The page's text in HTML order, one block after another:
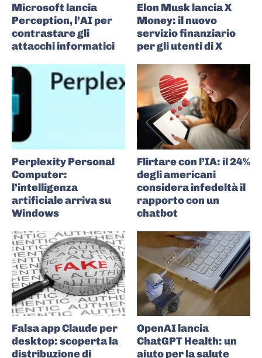
Microsoft lancia
Perception, l’AI per
contrastare gli
attacchi informatici
Elon Musk lancia X
Money: il nuovo
servizio finanziario
per gli utenti di X
Perplexity Personal
Computer:
l’intelligenza
artificiale arriva su
Windows
Flirtare con l’IA: il 24%
degli americani
considera infedeltà il
rapporto con un
chatbot
Falsa app Claude per
desktop: scoperta la
distribuzione di
OpenAI lancia
ChatGPT Health: un
aiuto per la salute